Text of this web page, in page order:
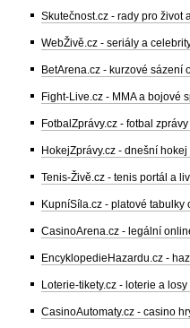
Skutečnost.cz - rady pro život
WebŽivě.cz - seriály a
BetArena.cz - kurzové sázení
Fight-Live.cz - MMA a bojové
FotbalZprávy.cz - fotbal
HokejZprávy.cz - dnešní
Tenis-Živě.cz - tenis portál a
KupníSíla.cz - platové tabulky
CasinoArena.cz - legální
EncyklopedieHazardu.cz -
Loterie-tikety.cz - loterie a
CasinoAutomaty.cz - casino